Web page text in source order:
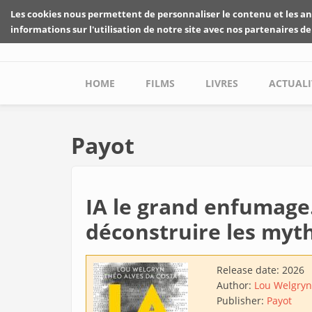
Skip to main content
Main menu
HOME FILMS LIVRES
Payot
IA le grand
déconstruire les
Release date: 2026
Author: Lou Welgryn
Publisher: Payot
Les cookies nous permettent de personnaliser le contenu et les
informations sur l'utilisation de notre site avec nos partenaires